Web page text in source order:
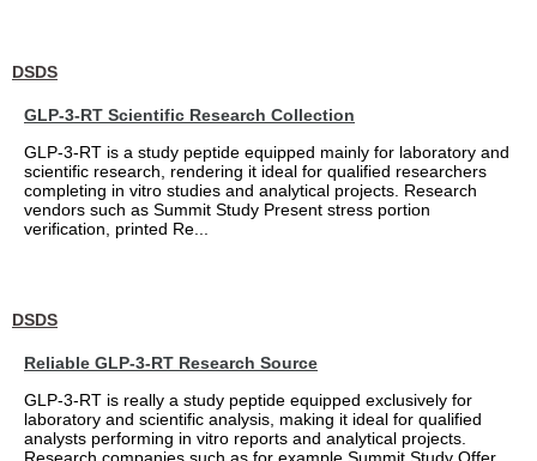
DSDS
GLP-3-RT Scientific Research Collection
GLP-3-RT is a study peptide equipped mainly for laboratory and
scientific research, rendering it ideal for qualified researchers
completing in vitro studies and analytical projects. Research
vendors such as Summit Study Present stress portion
verification, printed Re...
DSDS
Reliable GLP-3-RT Research Source
GLP-3-RT is really a study peptide equipped exclusively for
laboratory and scientific analysis, making it ideal for qualified
analysts performing in vitro reports and analytical projects.